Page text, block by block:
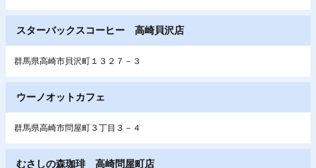
スターバックスコーヒー 高崎貝沢店
群馬県高崎市貝沢町１３２７－３
ウーノオットカフェ
群馬県高崎市問屋町３丁目３－４
むさしの森珈琲 高崎問屋町店